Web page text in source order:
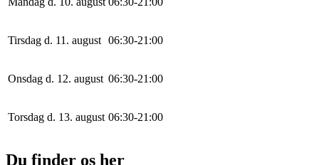
Tirsdag d. 11. august 06:30-21 :00
Onsdag d. 12. august 06:30-21 :00
Torsdag d. 13. august 06:30-21 :00
Du finder os her